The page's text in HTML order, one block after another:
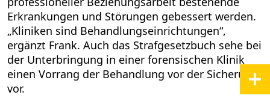
Erkrankungen und Störungen gebessert werden.
„Kliniken sind Behandlungseinrichtungen“,
ergänzt Frank. Auch das Strafgesetzbuch sehe bei
der Unterbringung in einer forensischen Klinik
einen Vorrang der Behandlung vor der Sicherung
vor.